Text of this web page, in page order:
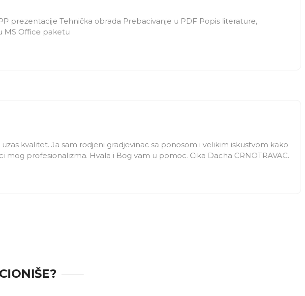
prezentacije Tehnička obrada Prebacivanje u PDF Popis literature,
MS Office paketu
kvalitet. Ja sam rodjeni gradjevinac sa ponosom i velikim iskustvom kako
profesionalizma. Hvala i Bog vam u pomoc. Cika Dacha CRNOTRAVAC.